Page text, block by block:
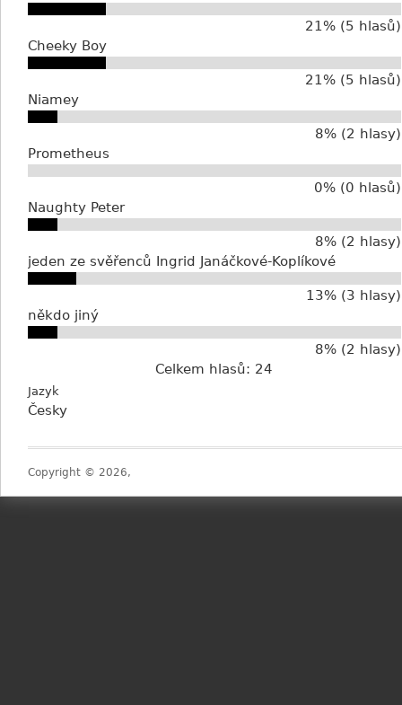
21% (5 hlasů)
Cheeky Boy
21% (5 hlasů)
Niamey
8% (2 hlasy)
Prometheus
0% (0 hlasů)
Naughty Peter
8% (2 hlasy)
jeden ze svěřenců Ingrid Janáčkové-Koplíkové
13% (3 hlasy)
někdo jiný
8% (2 hlasy)
Celkem hlasů: 24
Jazyk
Česky
Copyright © 2026,